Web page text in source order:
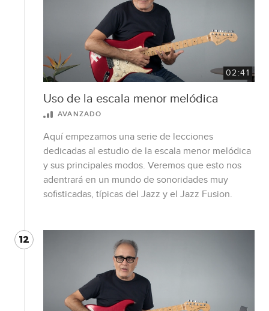
02:41
Uso de la escala menor melódica
AVANZADO
Aquí empezamos una serie de lecciones
dedicadas al estudio de la escala menor melódica
y sus principales modos. Veremos que esto nos
adentrará en un mundo de sonoridades muy
sofisticadas, típicas del Jazz y el Jazz Fusion.
12